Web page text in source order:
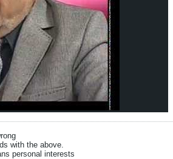
with the above.
personal interests